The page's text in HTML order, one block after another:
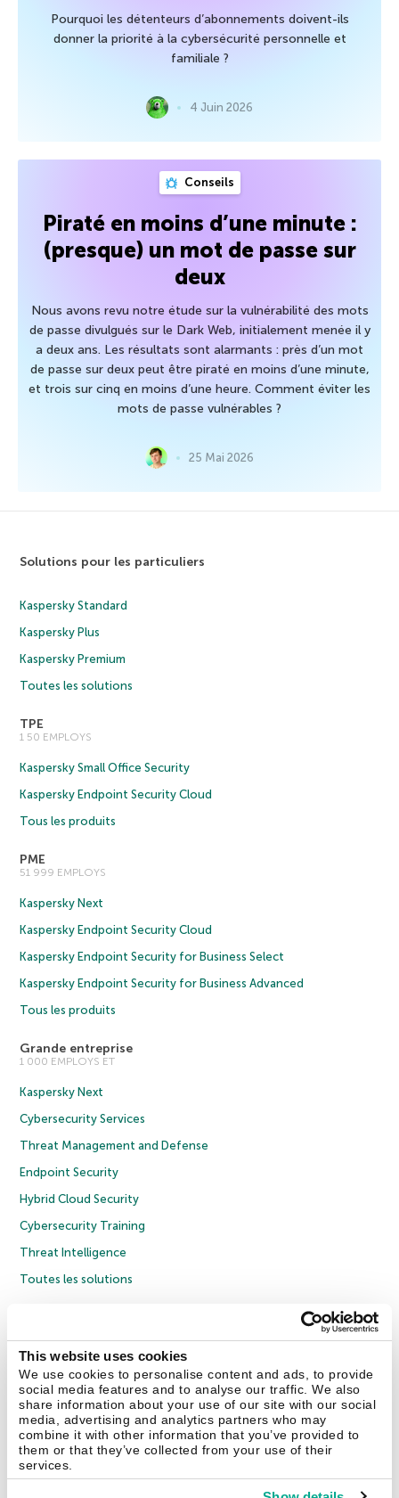
This website uses cookies
We use cookies to personalise content and ads, to provide
social media features and to analyse our traffic. We also
share information about your use of our site with our social
media, advertising and analytics partners who may
combine it with other information that you’ve provided to
them or that they’ve collected from your use of their
services.
Pourquoi les détenteurs d’abonnements doivent-ils
donner la priorité à la cybersécurité personnelle et
familiale ?
4 Juin 2026
Conseils
Piraté en moins d’une minute :
(presque) un mot de passe sur
deux
Nous avons revu notre étude sur la vulnérabilité des mots
de passe divulgués sur le Dark Web, initialement menée il y
a deux ans. Les résultats sont alarmants : près d’un mot
de passe sur deux peut être piraté en moins d’une minute,
et trois sur cinq en moins d’une heure. Comment éviter les
mots de passe vulnérables ?
25 Mai 2026
Solutions pour les particuliers
Kaspersky Standard
Kaspersky Plus
Kaspersky Premium
Toutes les solutions
TPE
1 50 EMPLOYS
Kaspersky Small Office Security
Kaspersky Endpoint Security Cloud
Tous les produits
PME
51 999 EMPLOYS
Kaspersky Next
Kaspersky Endpoint Security Cloud
Kaspersky Endpoint Security for Business Select
Kaspersky Endpoint Security for Business Advanced
Tous les produits
Grande entreprise
1 000 EMPLOYS ET
Kaspersky Next
Cybersecurity Services
Threat Management and Defense
Endpoint Security
Hybrid Cloud Security
Cybersecurity Training
Threat Intelligence
Toutes les solutions
Politique de confidentialité
Politique anticorruption
Contrat de licence grand public
Contrat de licence entreprises
Cookies
Nous contacter À propos Partenaires Blog Communiqués de presse
Securelist Eugene Personal Blog Encyclopédie de Kaspersky